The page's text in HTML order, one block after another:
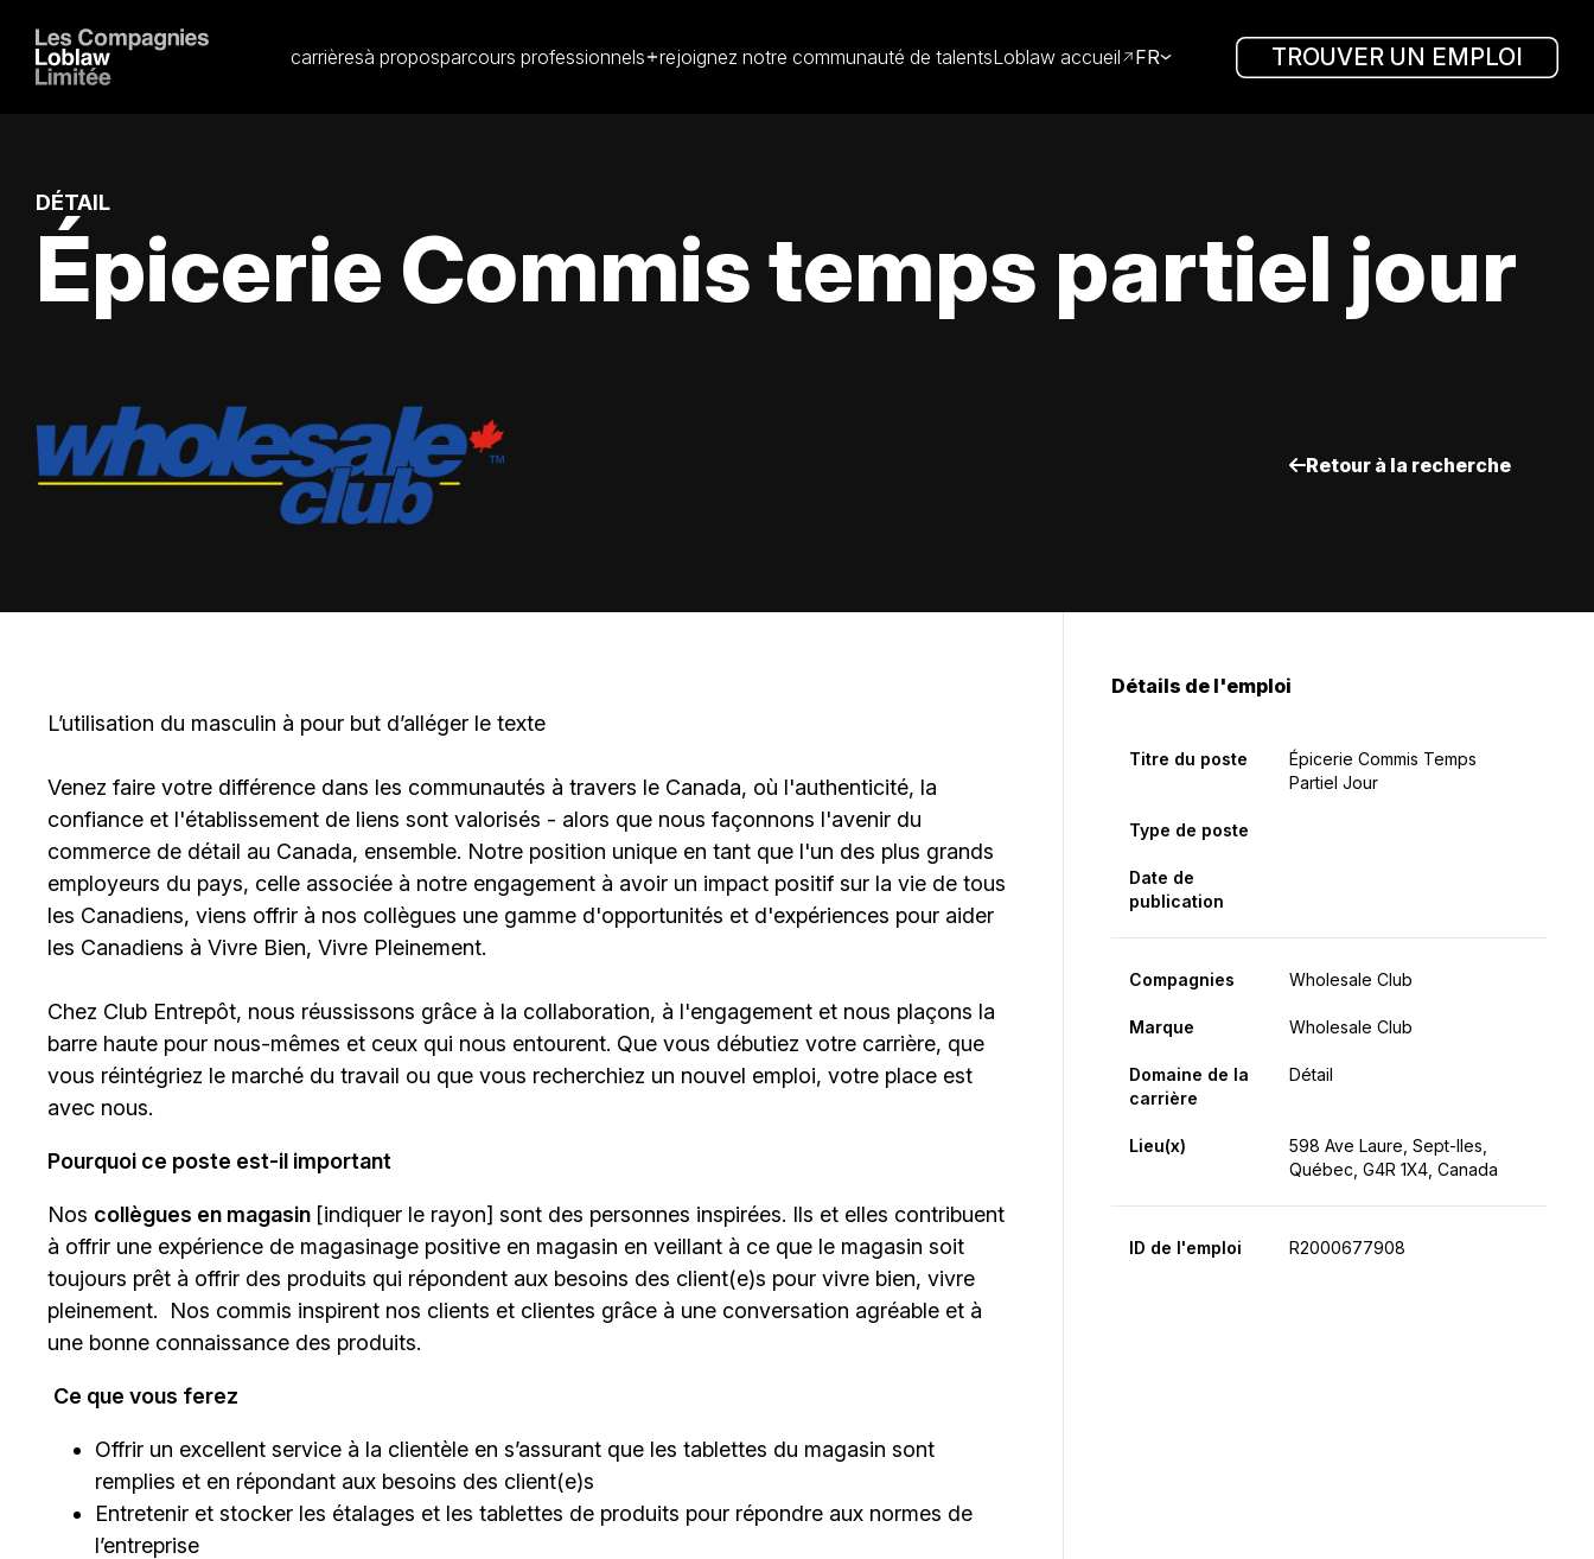
carrièresà proposparcours professionnels rejoignez notre communauté de talentsLoblaw accueil FR TROUVER UN EMPLOI
DÉTAIL
Épicerie Commis temps partiel jour
Retour à la recherche
L’utilisation du masculin à pour but d’alléger le texte
Venez faire votre différence dans les communautés à travers le Canada, où l'authenticité, la
confiance et l'établissement de liens sont valorisés - alors que nous façonnons l'avenir du
commerce de détail au Canada, ensemble. Notre position unique en tant que l'un des plus grands
employeurs du pays, celle associée à notre engagement à avoir un impact positif sur la vie de tous
les Canadiens, viens offrir à nos collègues une gamme d'opportunités et d'expériences pour aider
les Canadiens à Vivre Bien, Vivre Pleinement.
Chez Club Entrepôt, nous réussissons grâce à la collaboration, à l'engagement et nous plaçons la
barre haute pour nous-mêmes et ceux qui nous entourent. Que vous débutiez votre carrière, que
vous réintégriez le marché du travail ou que vous recherchiez un nouvel emploi, votre place est
avec nous.
Pourquoi ce poste est-il important
Nos collègues en magasin [indiquer le rayon] sont des personnes inspirées. Ils et elles contribuent
à offrir une expérience de magasinage positive en magasin en veillant à ce que le magasin soit
toujours prêt à offrir des produits qui répondent aux besoins des client(e)s pour vivre bien, vivre
pleinement. Nos commis inspirent nos clients et clientes grâce à une conversation agréable et à
une bonne connaissance des produits.
Ce que vous ferez
Offrir un excellent service à la clientèle en s’assurant que les tablettes du magasin sont
remplies et en répondant aux besoins des client(e)s
Entretenir et stocker les étalages et les tablettes de produits pour répondre aux normes de
l’entreprise
Détails de l'emploi
Titre du poste
Épicerie Commis Temps
Partiel Jour
Type de poste
Date de
publication
Compagnies Wholesale Club
Marque Wholesale Club
Domaine de la
carrière
Détail
Lieu(x)
598 Ave Laure, Sept-Iles,
Québec, G4R 1X4, Canada
ID de l'emploi R2000677908